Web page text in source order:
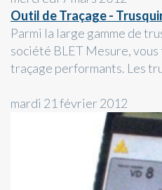
Outil de Traçage -
Parmi la large gamme de
société BLET Mesure,
traçage performants. Les
mardi 21 février 2012